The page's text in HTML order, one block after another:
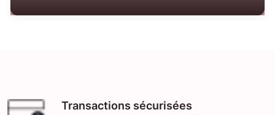
Transactions sécurisées